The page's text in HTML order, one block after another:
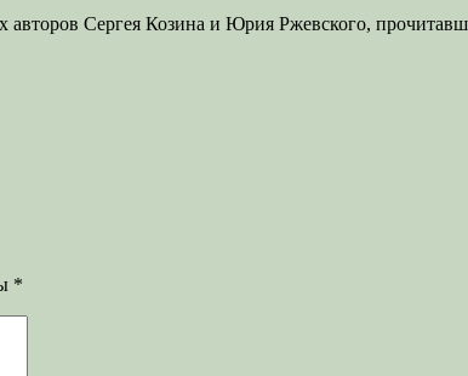
авторов Сергея Козина и Юрия Ржевского,
*